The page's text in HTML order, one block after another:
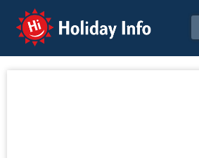
Holiday Info